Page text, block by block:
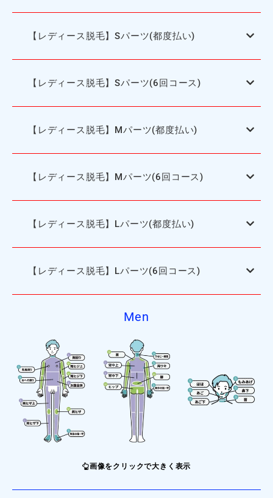
【レディース脱毛】Sパーツ(都度払い)
【レディース脱毛】Sパーツ(6回コース)
【レディース脱毛】Mパーツ(都度払い)
【レディース脱毛】Mパーツ(6回コース)
【レディース脱毛】Lパーツ(都度払い)
【レディース脱毛】Lパーツ(6回コース)
Men
画像をクリックで大きく表示